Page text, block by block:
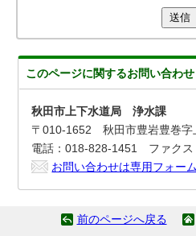
送信
このページに関するお問い合わせ
秋田市上下水道局 浄水課
〒010-1652 秋田市豊岩豊巻字
電話：018-828-1451 ファクス
お問い合わせは専用フォー
前のページへ戻る